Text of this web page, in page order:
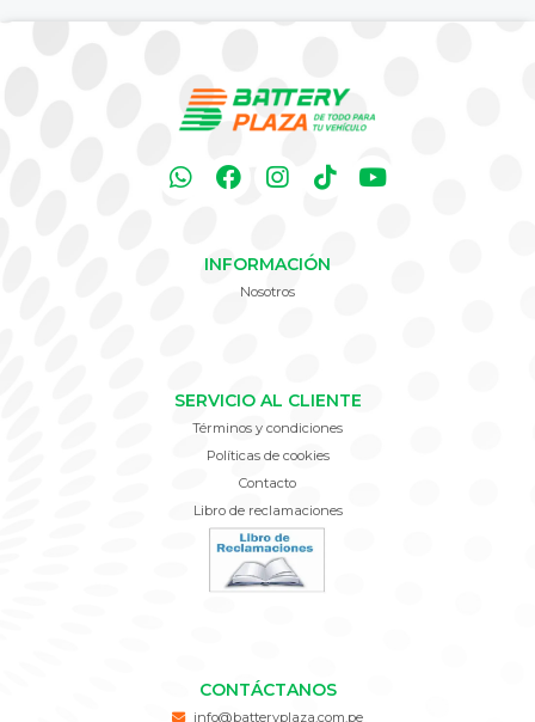
INFORMACIÓN
Nosotros
SERVICIO AL CLIENTE
Términos y condiciones
Políticas de cookies
Contacto
Libro de reclamaciones
CONTÁCTANOS
info@batteryplaza.com.pe